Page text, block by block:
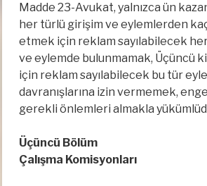
Madde 23-Avukat, yalnızca ün
her türlü girişim ve eylemlerden
etmek için reklam sayılabilecek
ve eylemde bulunmamak, Üçüncü
için reklam sayılabilecek bu tür
davranışlarına izin vermemek,
gerekli önlemleri almakla
Üçüncü Bölüm
Çalışma Komisyonları